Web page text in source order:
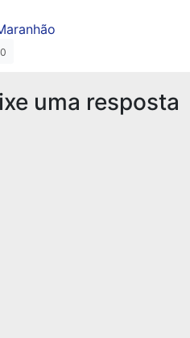
0
uma resposta